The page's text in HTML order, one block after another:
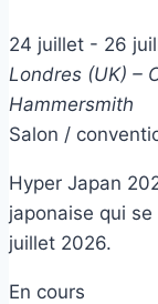
24 juillet - 26
Londres (UK) –
Hammersmith
Salon /
Hyper Japan
japonaise qui
juillet 2026.
En cours